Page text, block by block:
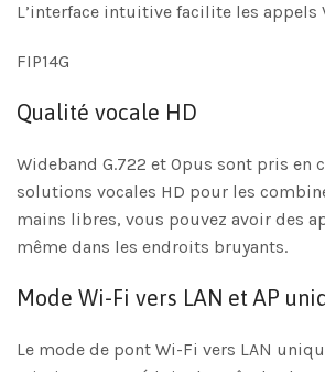
L’interface intuitive facilite les appels
FIP14G
Qualité vocale HD
Wideband G.722 et Opus sont pris en
solutions vocales HD pour les
mains libres, vous pouvez avoir des
même dans les endroits bruyants.
Mode Wi-Fi vers LAN et AP
Le mode de pont Wi-Fi vers LAN